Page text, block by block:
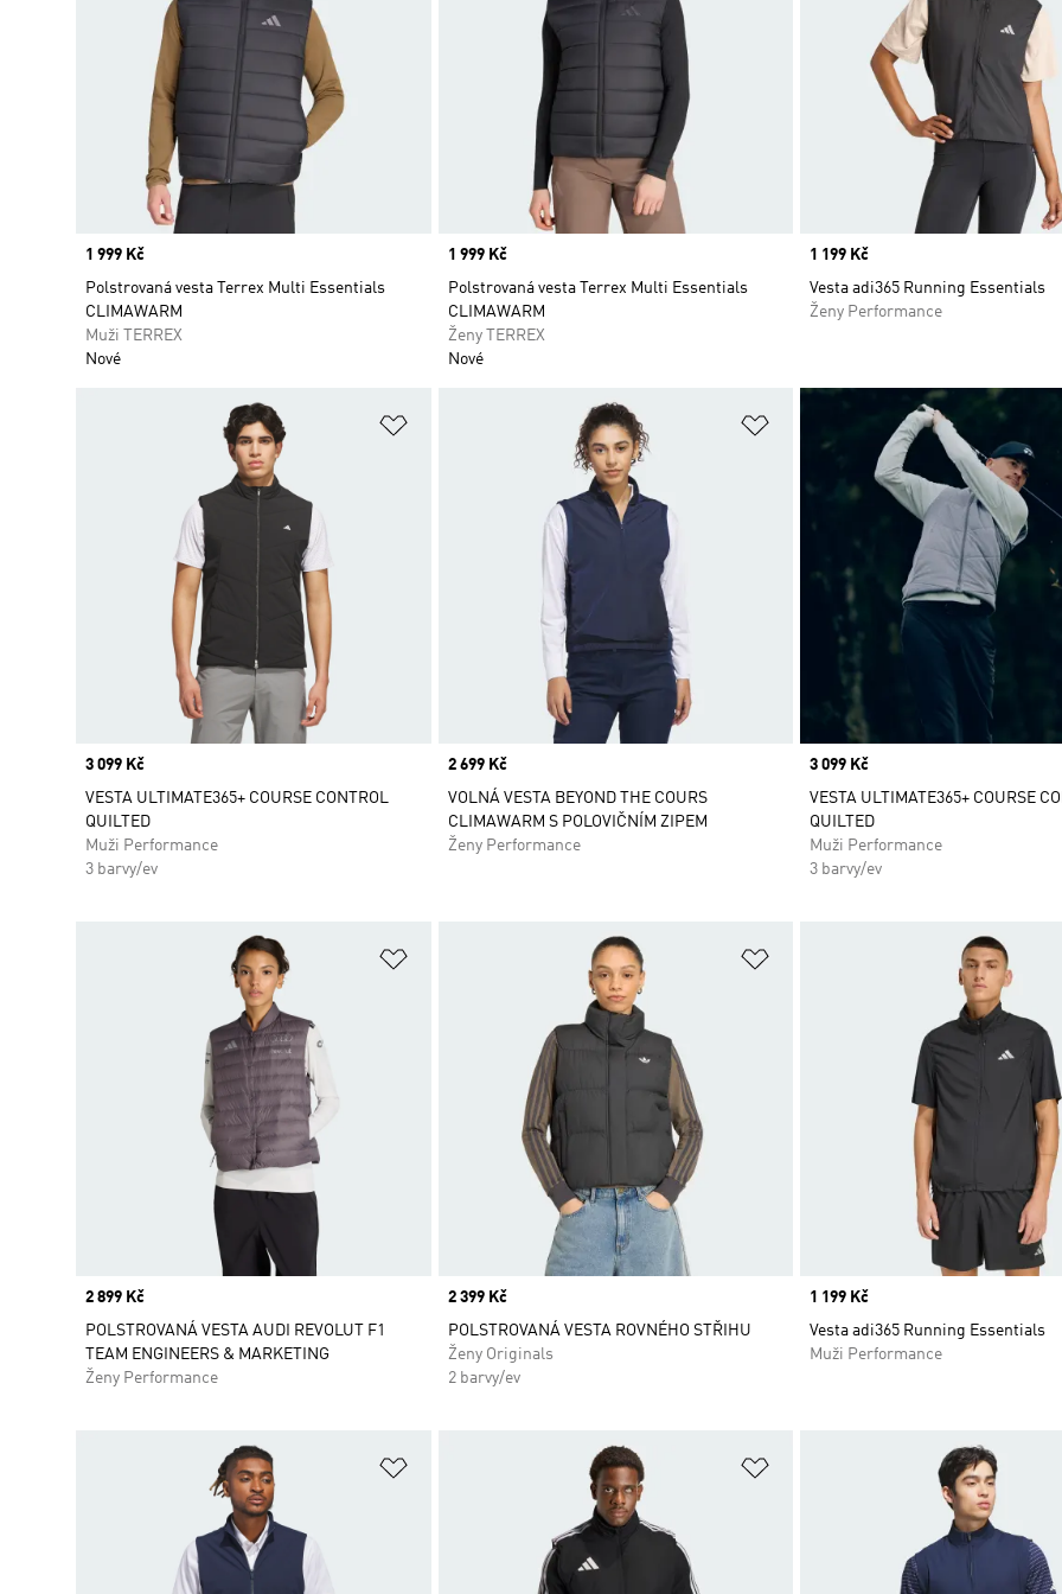
Price
1 999 Kč
Polstrovaná vesta Terrex Multi Essentials
CLIMAWARM
Muži TERREX
Nové
Price
1 999 Kč
Polstrovaná vesta Terrex Multi Essentials
CLIMAWARM
Ženy TERREX
Nové
Price
1 199 Kč
Vesta adi365 Running Essentials
Ženy Performance
Přidat do seznamu přání
Price
3 099 Kč
VESTA ULTIMATE365+ COURSE CONTROL
QUILTED
Muži Performance
3 barvy/ev
Přidat do seznamu přání
Price
2 699 Kč
VOLNÁ VESTA BEYOND THE COURS
CLIMAWARM S POLOVIČNÍM ZIPEM
Ženy Performance
Price
3 099 Kč
VESTA ULTIMATE365+ COURSE
QUILTED
Muži Performance
3 barvy/ev
Přidat do seznamu přání
Price
2 899 Kč
POLSTROVANÁ VESTA AUDI REVOLUT F1
TEAM ENGINEERS & MARKETING
Ženy Performance
Přidat do seznamu přání
Price
2 399 Kč
POLSTROVANÁ VESTA ROVNÉHO STŘIHU
Ženy Originals
2 barvy/ev
Price
1 199 Kč
Vesta adi365 Running Essentials
Muži Performance
Přidat do seznamu přání Přidat do seznamu přání